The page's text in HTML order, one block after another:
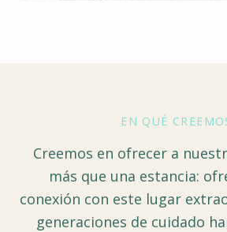
EN QUÉ
Creemos en ofrecer a
más que una estancia:
conexión con este lugar
generaciones de cuidado